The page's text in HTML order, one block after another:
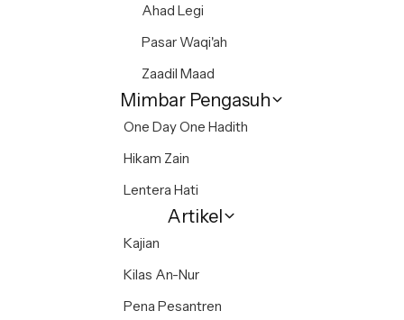
Ahad Legi
Pasar Waqi'ah
Zaadil Maad
Mimbar Pengasuh
One Day One Hadith
Hikam Zain
Lentera Hati
Artikel
Kajian
Kilas An-Nur
Pena Pesantren